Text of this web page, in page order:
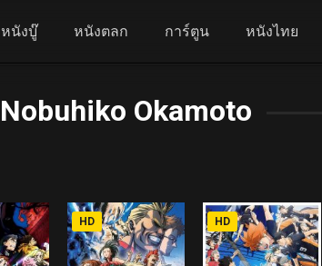
หนังบู๊ หนังตลก การ์ตูน หนังไทย
Nobuhiko Okamoto
HD HD